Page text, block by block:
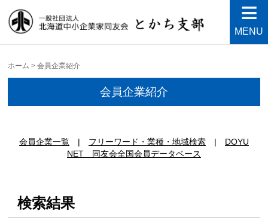
中小企業家同友会とかち支
Just another WordPress site
MENU
ホーム >会員企業紹介
会員企業紹介
| | DOYU
NET 同友会全国会員データベース
検索結果